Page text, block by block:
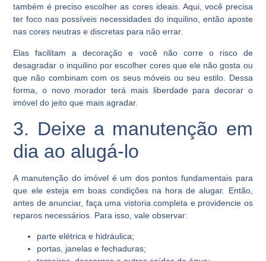
também é preciso escolher as cores ideais. Aqui, você precisa
ter foco nas possíveis necessidades do inquilino, então aposte
nas cores neutras e discretas para não errar.
Elas facilitam a decoração e você não corre o risco de
desagradar o inquilino por escolher cores que ele não gosta ou
que não combinam com os seus móveis ou seu estilo. Dessa
forma, o novo morador terá mais liberdade para decorar o
imóvel do jeito que mais agradar.
3. Deixe a manutenção em
dia ao alugá-lo
A manutenção do imóvel é um dos pontos fundamentais para
que ele esteja em boas condições na hora de alugar. Então,
antes de anunciar, faça uma vistoria completa e providencie os
reparos necessários. Para isso, vale observar:
parte elétrica e hidráulica;
portas, janelas e fechaduras;